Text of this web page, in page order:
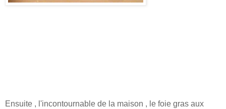
Ensuite , l'incontournable de la maison , le foie gras aux